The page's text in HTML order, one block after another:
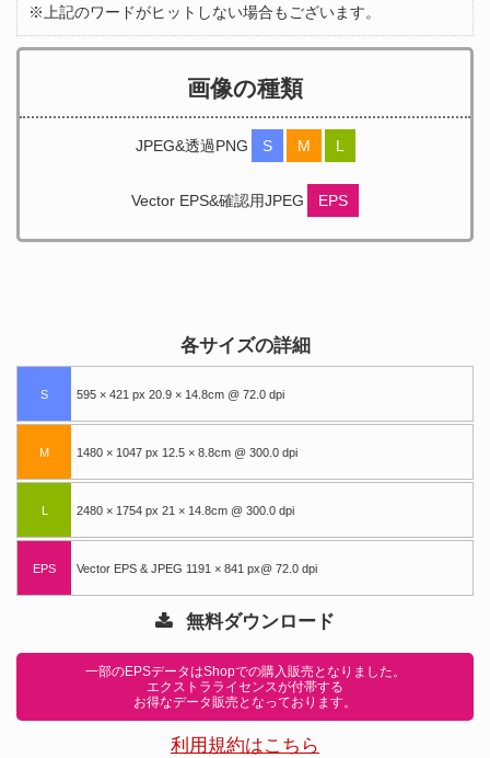
※上記のワードがヒットしない場合もございます。
画像の種類
JPEG&透過PNG S M L
Vector EPS&確認用JPEG EPS
各サイズの詳細
S 595 × 421 px 20.9 × 14.8cm @ 72.0 dpi
M 1480 × 1047 px 12.5 × 8.8cm @ 300.0 dpi
L 2480 × 1754 px 21 × 14.8cm @ 300.0 dpi
EPS Vector EPS & JPEG 1191 × 841 px@ 72.0 dpi
無料ダウンロード
一部のEPSデータはShopでの購入販売となりました。
エクストラライセンスが付帯する
お得なデータ販売となっております。
利用規約はこちら